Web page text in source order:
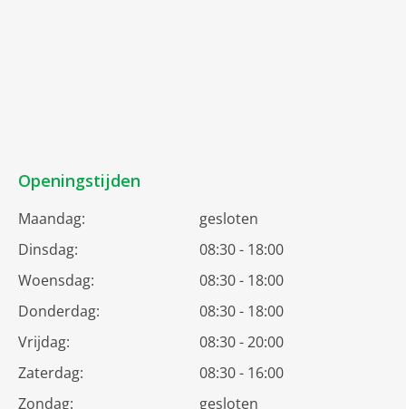
Openingstijden
Maandag:
gesloten
Dinsdag:
08:30 - 18:00
Woensdag:
08:30 - 18:00
Donderdag:
08:30 - 18:00
Vrijdag:
08:30 - 20:00
Zaterdag:
08:30 - 16:00
Zondag:
gesloten